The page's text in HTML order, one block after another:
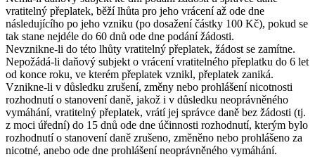
vratitelný přeplatek, běží lhůta pro jeho vrácení až ode dne
následujícího po jeho vzniku (po dosažení částky 100 Kč), pokud se
tak stane nejdéle do 60 dnů ode dne podání žádosti.
Nevznikne-li do této lhůty vratitelný přeplatek, žádost se zamítne.
Nepožádá-li daňový subjekt o vrácení vratitelného přeplatku do 6 let
od konce roku, ve kterém přeplatek vznikl, přeplatek zaniká.
Vznikne-li v důsledku zrušení, změny nebo prohlášení nicotnosti
rozhodnutí o stanovení daně, jakož i v důsledku neoprávněného
vymáhání, vratitelný přeplatek, vrátí jej správce daně bez žádosti (tj.
z moci úřední) do 15 dnů ode dne účinnosti rozhodnutí, kterým bylo
rozhodnutí o stanovení daně zrušeno, změněno nebo prohlášeno za
nicotné, anebo ode dne prohlášení neoprávněného vymáhání.